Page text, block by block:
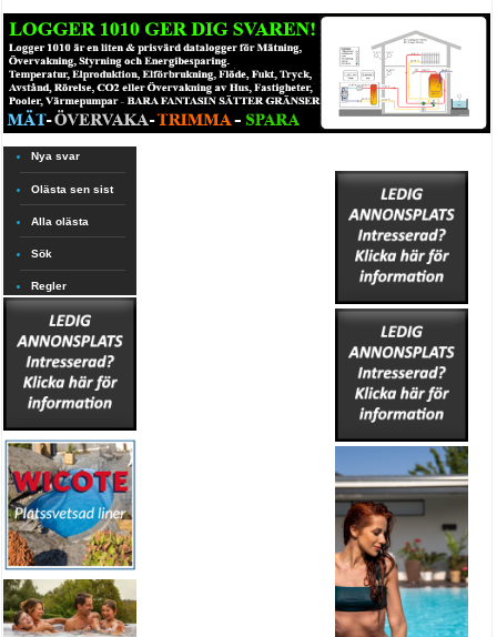
Nya svar
Olästa sen sist
Alla olästa
Sök
Regler